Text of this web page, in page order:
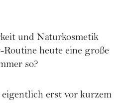
und Naturkosmetik
heute eine große
so?
eigentlich erst vor kurzem